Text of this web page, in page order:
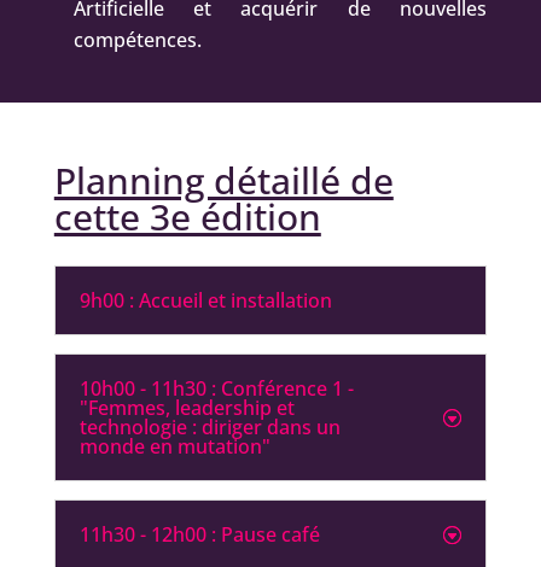
Artificielle et acquérir de nouvelles
compétences.
Planning détaillé de
cette 3e édition
9h00 : Accueil et installation
10h00 - 11h30 : Conférence 1 -
"Femmes, leadership et
technologie : diriger dans un
monde en mutation"
11h30 - 12h00 : Pause café